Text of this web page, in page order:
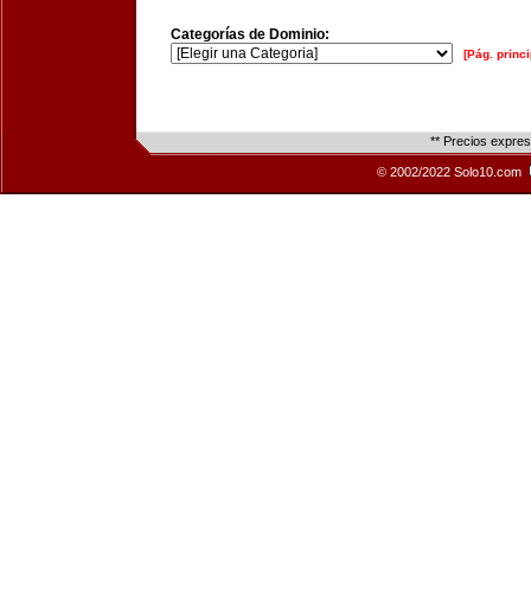
Categorías de Dominio:
[Pág.
** Precios
© 2002/2022 Solo10.com